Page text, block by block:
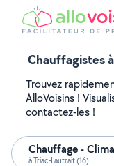
Chauffagistes
Trouvez
AlloVoisins !
contactez-les !
Chauffage -
à Triac-Lautrait (16)